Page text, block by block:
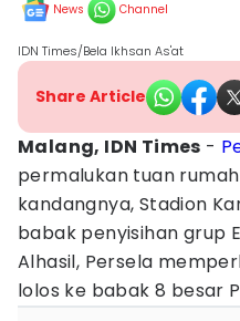
News Channel
IDN Times/Bela Ikhsan As'at
Share Article
Malang, IDN Times -
permalukan tuan rumah
kandangnya, Stadion
babak penyisihan grup E
Alhasil, Persela
lolos ke babak 8 besar